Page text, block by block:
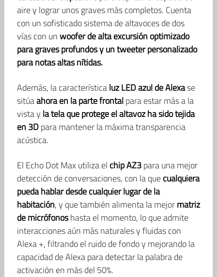
aire y lograr unos graves más completos. Cuenta
con un sofisticado sistema de altavoces de dos
vías con unwoofer de alta excursión optimizado
para graves profundos y un tweeter personalizado
para notas altas nítidas.
Además, la característicaluz LED azul de Alexase
sitúaahora en la parte frontalpara estar más a la
vista y la tela que protege el altavoz ha sido tejida
en 3Dpara mantener la máxima transparencia
acústica.
El Echo Dot Max utiliza el chip AZ3para una mejor
detección de conversaciones, con la quecualquiera
pueda hablar desde cualquier lugar de la
habitación, y que también alimenta la mejormatriz
de micrófonoshasta el momento, lo que admite
interacciones aún más naturales y fluidas con
Alexa +, filtrando el ruido de fondo y mejorando la
capacidad de Alexa para detectar la palabra de
activación en más del 50%.